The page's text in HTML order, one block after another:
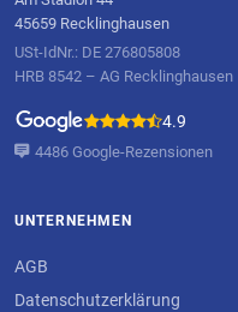
45659 Recklinghausen
USt-IdNr.: DE 276805808
HRB 8542 – AG Recklinghausen
4.9
4486 Google-Rezensionen
UNTERNEHMEN
AGB
Datenschutzerklärung